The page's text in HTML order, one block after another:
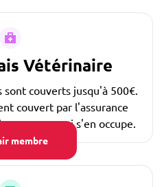
membre
Vétérinaire
sont couverts jusqu'à 500€.
couvert par l'assurance
personne qui s'en occupe.